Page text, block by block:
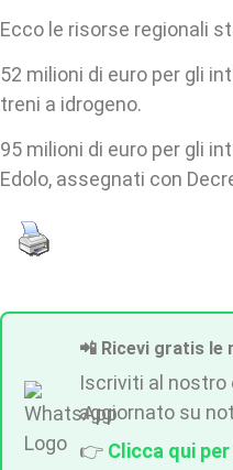
Ecco le risorse regionali
52 milioni di euro per gli
treni a idrogeno.
95 milioni di euro per gli
Edolo, assegnati con
📲 Ricevi gratis le
Iscriviti al nostro
aggiornato su
👉 Clicca qui